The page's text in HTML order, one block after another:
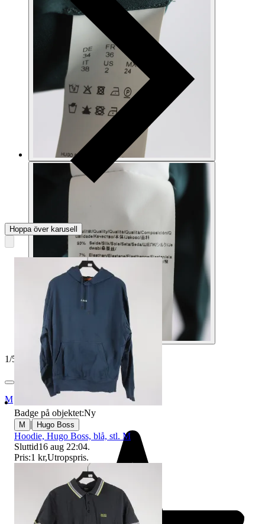
1/5
Myrorna
Hoppa över karusell
Badge på objektet:Ny
M | Hugo Boss
Hoodie, Hugo Boss, blå, stl. M
Sluttid16 aug 22:04.
Pris:1 kr,Utropspris.